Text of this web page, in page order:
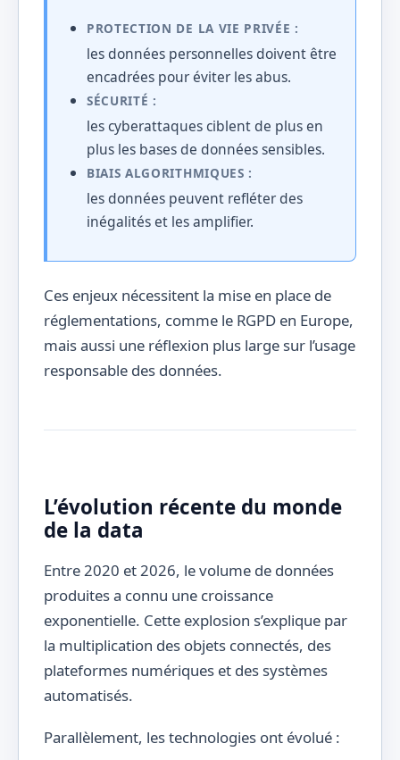
PROTECTION DE LA VIE PRIVÉE :
les données personnelles doivent être
encadrées pour éviter les abus.
SÉCURITÉ :
les cyberattaques ciblent de plus en
plus les bases de données sensibles.
BIAIS ALGORITHMIQUES :
les données peuvent refléter des
inégalités et les amplifier.
Ces enjeux nécessitent la mise en place de
réglementations, comme le RGPD en Europe,
mais aussi une réflexion plus large sur l’usage
responsable des données.
L’évolution récente du monde
de la data
Entre 2020 et 2026, le volume de données
produites a connu une croissance
exponentielle. Cette explosion s’explique par
la multiplication des objets connectés, des
plateformes numériques et des systèmes
automatisés.
Parallèlement, les technologies ont évolué :